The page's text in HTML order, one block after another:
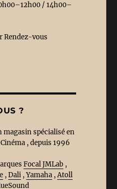
/ 14h00–
Rendez-vous
?
magasin spécialisé en
, depuis 1996
Focal JMLab,
,Dali,Yamaha,Atoll